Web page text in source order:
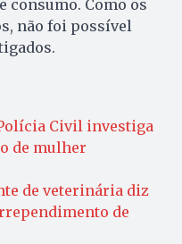
consumo. Como os
não foi possível
Civil investiga
de mulher
de veterinária diz
de